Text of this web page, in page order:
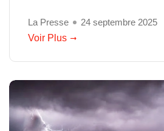
La Presse
24 septembre 2025
Voir Plus